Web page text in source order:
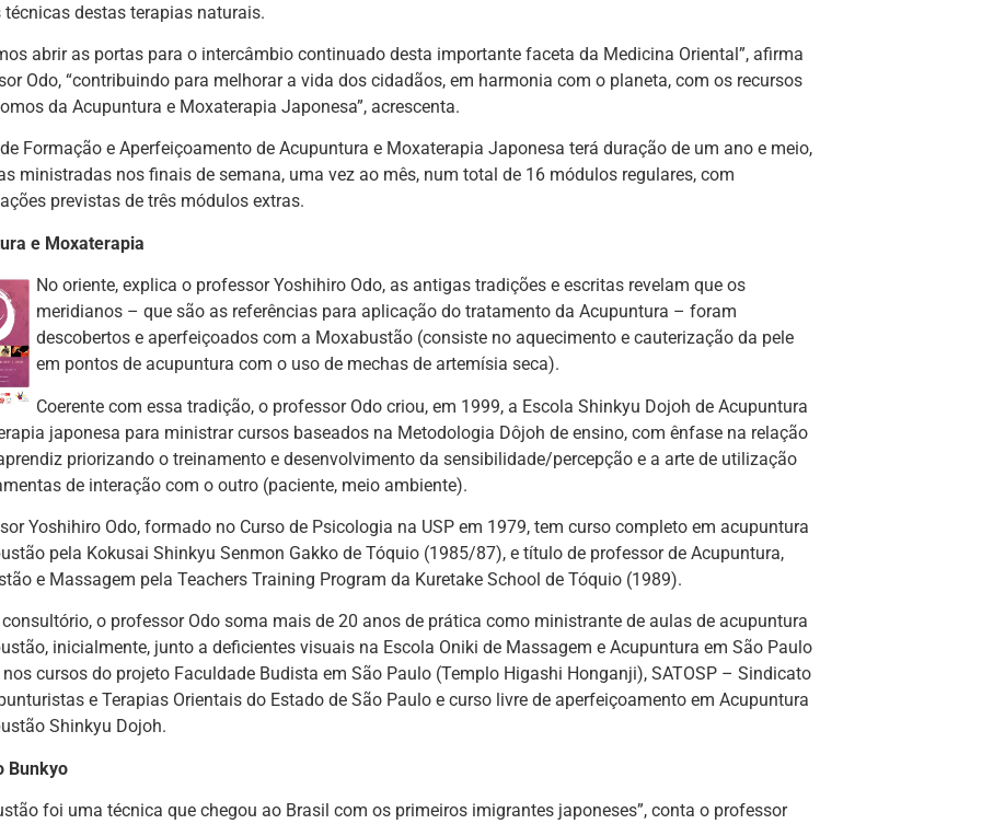
técnicas destas terapias naturais.
abrir as portas para o intercâmbio continuado desta importante faceta da Medicina Oriental”, afirma
Odo, “contribuindo para melhorar a vida dos cidadãos, em harmonia com o planeta, com os recursos
da Acupuntura e Moxaterapia Japonesa”, acrescenta.
Formação e Aperfeiçoamento de Acupuntura e Moxaterapia Japonesa terá duração de um ano e meio,
ministradas nos finais de semana, uma vez ao mês, num total de 16 módulos regulares, com
previstas de três módulos extras.
e Moxaterapia
No oriente, explica o professor Yoshihiro Odo, as antigas tradições e escritas revelam que os
meridianos – que são as referências para aplicação do tratamento da Acupuntura – foram
descobertos e aperfeiçoados com a Moxabustão (consiste no aquecimento e cauterização da pele
em pontos de acupuntura com o uso de mechas de artemísia seca).
Coerente com essa tradição, o professor Odo criou, em 1999, a Escola Shinkyu Dojoh de Acupuntura
japonesa para ministrar cursos baseados na Metodologia Dôjoh de ensino, com ênfase na relação
priorizando o treinamento e desenvolvimento da sensibilidade/percepção e a arte de utilização
de interação com o outro (paciente, meio ambiente).
Yoshihiro Odo, formado no Curso de Psicologia na USP em 1979, tem curso completo em acupuntura
pela Kokusai Shinkyu Senmon Gakko de Tóquio (1985/87), e título de professor de Acupuntura,
e Massagem pela Teachers Training Program da Kuretake School de Tóquio (1989).
o professor Odo soma mais de 20 anos de prática como ministrante de aulas de acupuntura
inicialmente, junto a deficientes visuais na Escola Oniki de Massagem e Acupuntura em São Paulo
cursos do projeto Faculdade Budista em São Paulo (Templo Higashi Honganji), SATOSP – Sindicato
e Terapias Orientais do Estado de São Paulo e curso livre de aperfeiçoamento em Acupuntura
Shinkyu Dojoh.
Bunkyo
foi uma técnica que chegou ao Brasil com os primeiros imigrantes japoneses”, conta o professor